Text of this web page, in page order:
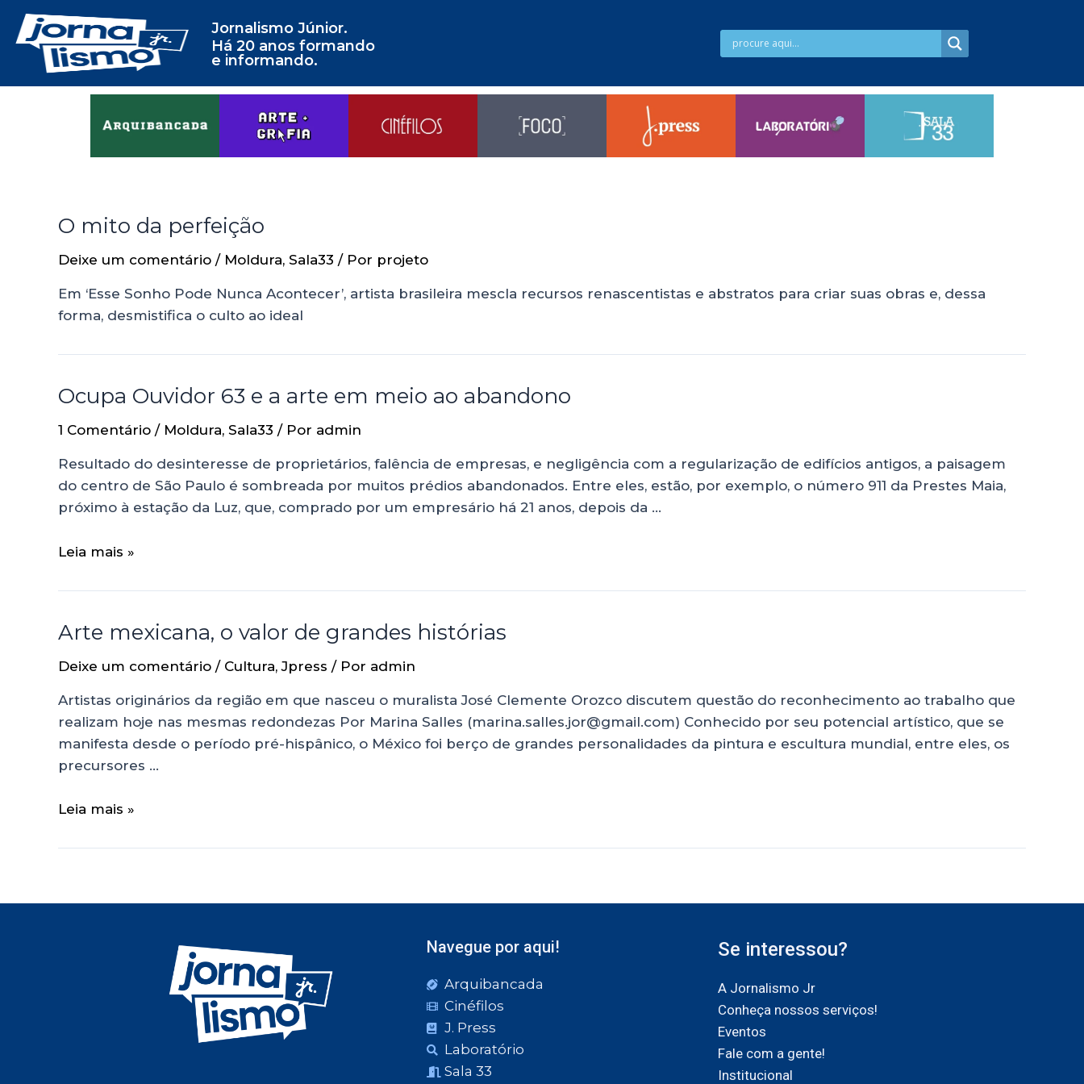
Jornalismo Júnior.
Há 20 anos formando
e informando.
O mito da perfeição
Deixe um comentário / Moldura, Sala33 / Por projeto
Em ‘Esse Sonho Pode Nunca Acontecer’, artista brasileira mescla recursos renascentistas e abstratos para criar suas obras e, dessa
forma, desmistifica o culto ao ideal
Ocupa Ouvidor 63 e a arte em meio ao abandono
1 Comentário / Moldura, Sala33 / Por admin
Resultado do desinteresse de proprietários, falência de empresas, e negligência com a regularização de edifícios antigos, a paisagem
do centro de São Paulo é sombreada por muitos prédios abandonados. Entre eles, estão, por exemplo, o número 911 da Prestes Maia,
próximo à estação da Luz, que, comprado por um empresário há 21 anos, depois da …
Leia mais »
Arte mexicana, o valor de grandes histórias
Deixe um comentário / Cultura,Jpress / Por admin
Artistas originários da região em que nasceu o muralista José Clemente Orozco discutem questão do reconhecimento ao trabalho que
realizam hoje nas mesmas redondezas Por Marina Salles (marina.salles.jor@gmail.com) Conhecido por seu potencial artístico, que se
manifesta desde o período pré-hispânico, o México foi berço de grandes personalidades da pintura e escultura mundial, entre eles, os
precursores …
Leia mais »
Navegue por aqui!
Arquibancada
Cinéfilos
J. Press
Laboratório
Sala 33
Se interessou?
A Jornalismo Jr
Conheça nossos serviços!
Eventos
Fale com a gente!
Institucional